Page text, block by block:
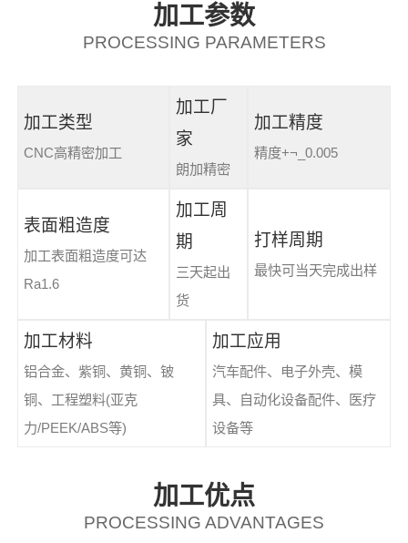
加工参数
PROCESSING PARAMETERS
加工类型
CNC高精密加工
加工厂
家
朗加精密
加工精度
精度+¬_0.005
表面粗造度
加工表面粗造度可达
Ra1.6
加工周
期
三天起出
货
打样周期
最快可当天完成出样
加工材料
铝合金、紫铜、黄铜、铍
铜、工程塑料(亚克
力/PEEK/ABS等)
加工应用
汽车配件、电子外壳、模
具、自动化设备配件、医疗
设备等
加工优点
PROCESSING ADVANTAGES